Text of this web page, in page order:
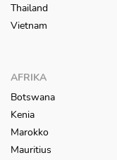
Thailand
Vietnam
AFRIKA
Botswana
Kenia
Marokko
Mauritius